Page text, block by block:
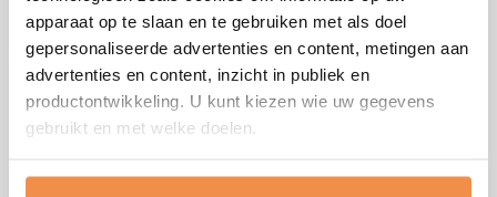
apparaat op te slaan en te gebruiken met als doel
gepersonaliseerde advertenties en content, metingen aan
advertenties en content, inzicht in publiek en
productontwikkeling. U kunt kiezen wie uw gegevens
gebruikt en met welke doelen.
Als u het toestaat, willen we ook graag:
vanaf 4,36
Gerecycled
Roly Gerecyclede dames